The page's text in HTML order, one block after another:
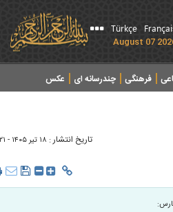
Türkçe
فرهنگی چندرسانه ای عکس
تاریخ انتشار : ۱۸ تير ۱۴۰۵ - ۱۴:۲۱